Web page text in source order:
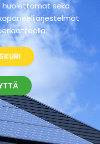
huolettomat sekä